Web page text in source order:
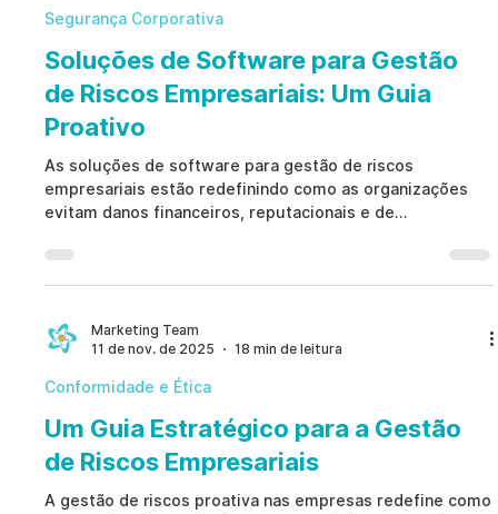
Segurança Corporativa
Soluções de Software para Gestão
de Riscos Empresariais: Um Guia
Proativo
As soluções de software para gestão de riscos
empresariais estão redefinindo como as organizações
evitam danos financeiros, reputacionais e de
sistemas éticos e impulsionados por IA, as empresas
ganham uma vantagem proativa que neutraliza riscos
essas ferramentas em conformidade com o EPPA
fortalecem a confiança e a resiliência.
Marketing Team
11 de nov. de 2025
18 min de leitura
Conformidade e Ética
Um Guia Estratégico para a Gestão
de Riscos Empresariais
A gestão de riscos proativa nas empresas redefine como